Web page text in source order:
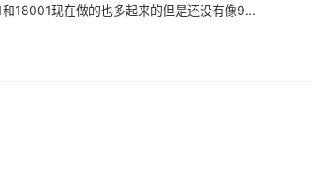
18001现在做的也多起来的但是还没有像9...